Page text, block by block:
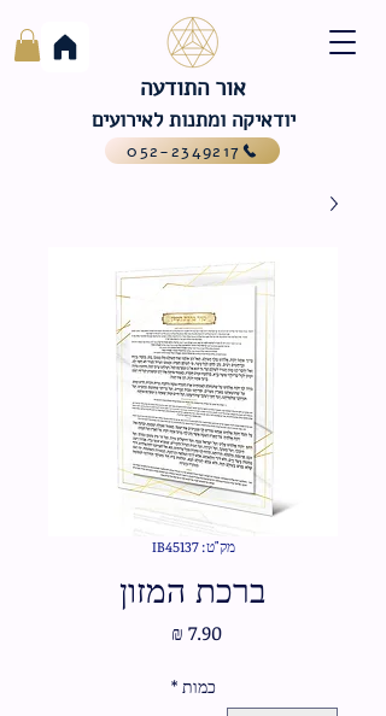
אור התודעה
יודאיקה ומתנות לאירועים
052-2349217
מק"ט: IB45137
ברכת המזון
‏7.90 ‏₪
כמות *